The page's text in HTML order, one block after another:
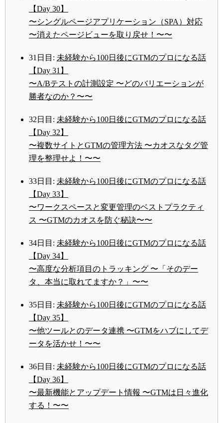
【Day 30】
〜シングルページアプリケーション（SPA）対応
〜消えたページビューを取り戻せ！〜〜
31日目: 未経験から100日後にGTMのプロになる話
【Day 31】
〜A/Bテストの計測設定 〜どのバリエーションが
勝者なのか？〜〜
32日目: 未経験から100日後にGTMのプロになる話
【Day 32】
〜複数サイトとGTMの管理方法 〜カオスなタグ管
理を整理せよ！〜〜
33日目: 未経験から100日後にGTMのプロになる話
【Day 33】
〜ワークスペースと変更管理のベストプラクティ
ス 〜GTMのカオスを防ぐ秘訣〜〜
34日目: 未経験から100日後にGTMのプロになる話
【Day 34】
〜高度な分析項目のトラッキング 〜「そのデー
タ、本当に取れてますか？」〜〜
35日目: 未経験から100日後にGTMのプロになる話
【Day 35】
〜他ツールとのデータ連携 〜GTMをハブにしてデ
ータを活かせ！〜〜
36日目: 未経験から100日後にGTMのプロになる話
【Day 36】
〜最新機能とアップデート情報 〜GTMは日々進化
する！〜〜